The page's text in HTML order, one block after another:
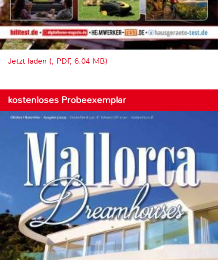
Jetzt laden (, PDF, 6.04 MB)
kostenloses Probeexemplar